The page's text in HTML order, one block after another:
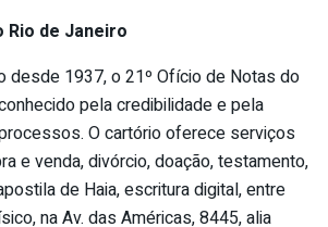
Rio de Janeiro
desde 1937, o 21º Ofício de Notas do
pela credibilidade e pela
O cartório oferece serviços
e venda, divórcio, doação,testamento,
de Haia, escritura digital, entre
na Av. das Américas, 8445, alia